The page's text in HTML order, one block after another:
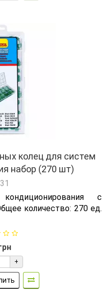
колец для систем
набор (270 шт)
с
количество: 270 ед.
+